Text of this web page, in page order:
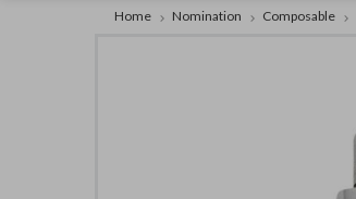
Home Nomination Composable